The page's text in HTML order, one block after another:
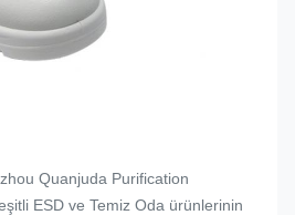
Quanjuda Purification
ESD ve Temiz Oda ürünlerinin